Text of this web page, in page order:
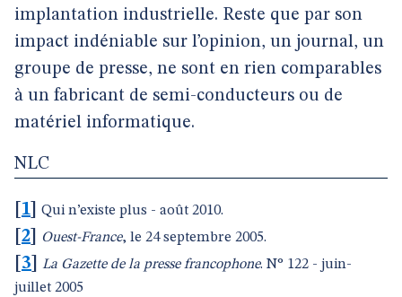
implantation industrielle. Reste que par son
impact indéniable sur l’opinion, un journal, un
groupe de presse, ne sont en rien comparables
à un fabricant de semi-conducteurs ou de
matériel informatique.
NLC
1 Qui n’existe plus - août 2010.
2 Ouest-France, le 24 septembre 2005.
3 La Gazette de la presse francophone. N° 122 - juin-
juillet 2005